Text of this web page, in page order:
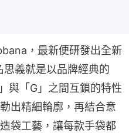
，最新便研發出全新
義就是以品牌經典的
與「G」之間互鎖的特性
出精細輪廓，再結合意
袋工藝，讓每款手袋都